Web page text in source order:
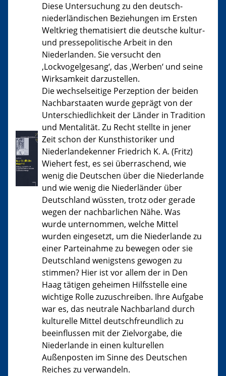
Diese Untersuchung zu den deutsch-
niederländischen Beziehungen im Ersten
Weltkrieg thematisiert die deutsche kultur-
und pressepolitische Arbeit in den
Niederlanden. Sie versucht den
,Lockvogelgesang‘, das ,Werben‘ und seine
Wirksamkeit darzustellen.
Die wechselseitige Perzeption der beiden
Nachbarstaaten wurde geprägt von der
Unterschiedlichkeit der Länder in Tradition
und Mentalität. Zu Recht stellte in jener
Zeit schon der Kunsthistoriker und
Niederlandekenner Friedrich K. A. (Fritz)
Wiehert fest, es sei überraschend, wie
wenig die Deutschen über die Niederlande
und wie wenig die Niederländer über
Deutschland wüssten, trotz oder gerade
wegen der nachbarlichen Nähe. Was
wurde unternommen, welche Mittel
wurden eingesetzt, um die Niederlande zu
einer Parteinahme zu bewegen oder sie
Deutschland wenigstens gewogen zu
stimmen? Hier ist vor allem der in Den
Haag tätigen geheimen Hilfsstelle eine
wichtige Rolle zuzuschreiben. Ihre Aufgabe
war es, das neutrale Nachbarland durch
kulturelle Mittel deutschfreundlich zu
beeinflussen mit der Zielvorgabe, die
Niederlande in einen kulturellen
Außenposten im Sinne des Deutschen
Reiches zu verwandeln.